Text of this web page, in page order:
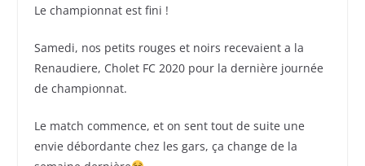
Le championnat est fini !
Samedi, nos petits rouges et noirs recevaient a la
Renaudiere, Cholet FC 2020 pour la dernière journée
de championnat.
Le match commence, et on sent tout de suite une
envie débordante chez les gars, ça change de la